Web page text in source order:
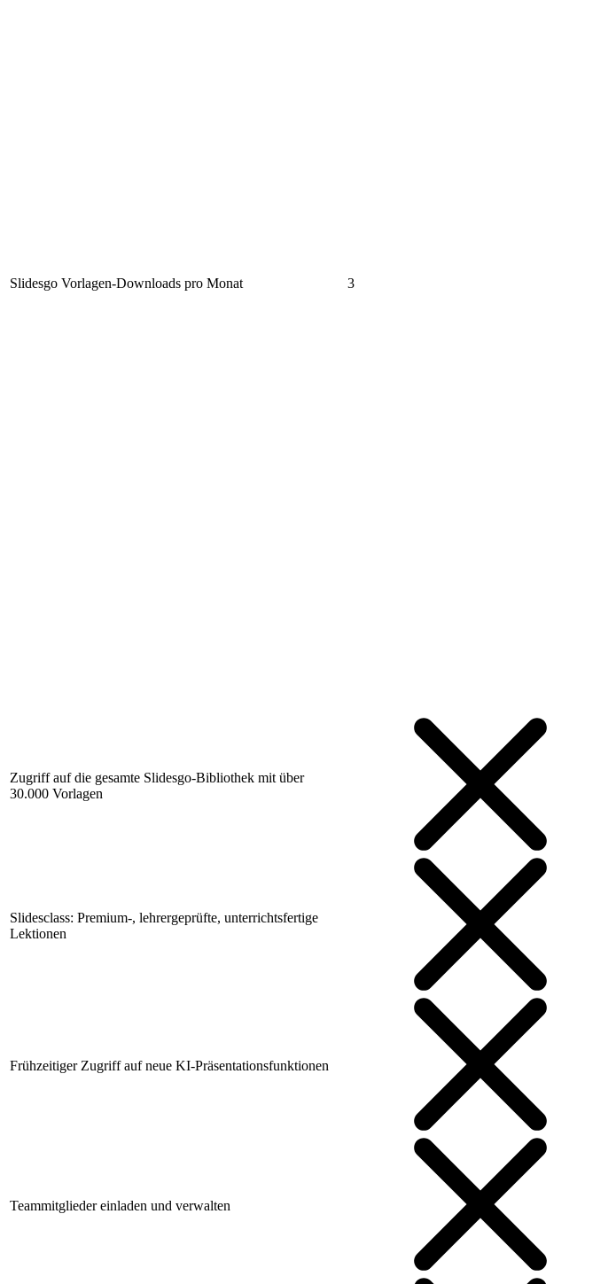
Slidesgo Vorlagen-Downloads pro Monat 3
Zugriff auf die gesamte Slidesgo-Bibliothek mit über
30.000 Vorlagen
Slidesclass: Premium-, lehrergeprüfte, unterrichtsfertige
Lektionen
Frühzeitiger Zugriff auf neue KI-Präsentationsfunktionen
Teammitglieder einladen und verwalten